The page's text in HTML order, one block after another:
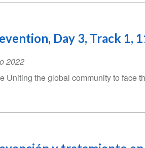
Day 3, Track 1,
2022
Uniting the global community to face